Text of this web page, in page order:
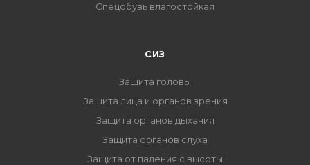
Спецобувь влагостойкая
СИЗ
Защита головы
Защита лица и органов зрения
Защита органов дыхания
Защита органов слуха
Защита от падения с высоты